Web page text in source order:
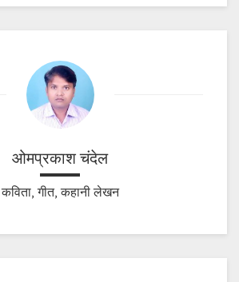
ओमप्रकाश चंदेल
कविता, गीत, कहानी लेखन